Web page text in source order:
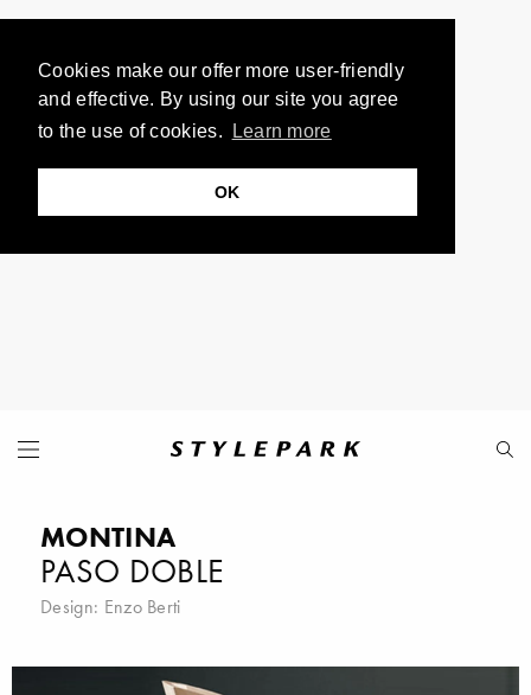
Cookies make our offer more user-friendly
and effective. By using our site you agree
to the use of cookies.
Learn more
OK
MONTINA
PASO DOBLE
Design: Enzo Berti